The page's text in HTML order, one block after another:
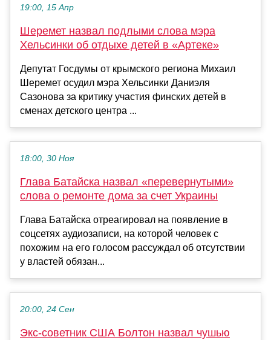
19:00, 15 Апр
Шеремет назвал подлыми слова мэра
Хельсинки об отдыхе детей в «Артеке»
Депутат Госдумы от крымского региона Михаил
Шеремет осудил мэра Хельсинки Даниэля
Сазонова за критику участия финских детей в
сменах детского центра ...
18:00, 30 Ноя
Глава Батайска назвал «перевернутыми»
слова о ремонте дома за счет Украины
Глава Батайска отреагировал на появление в
соцсетях аудиозаписи, на которой человек с
похожим на его голосом рассуждал об отсутствии
у властей обязан...
20:00, 24 Сен
Экс-советник США Болтон назвал чушью